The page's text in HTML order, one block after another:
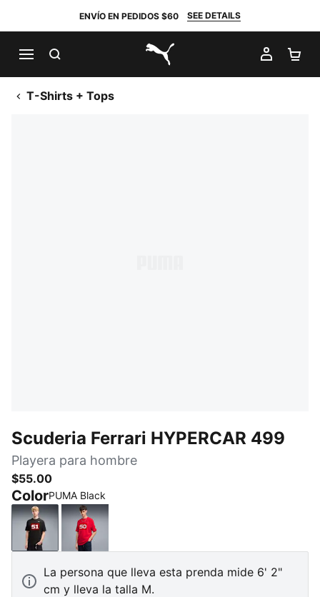
ENVÍO EN PEDIDOS $60 SEE DETAILS
PUMA.com
MI
T-Shirts + Tops
Scuderia Ferrari HYPERCAR 499
Playera para hombre
$55.00
ColorPUMA Black
PUMA BlackRosso Corsa
La persona que lleva esta prenda mide 6' 2"
cm y lleva la talla M.